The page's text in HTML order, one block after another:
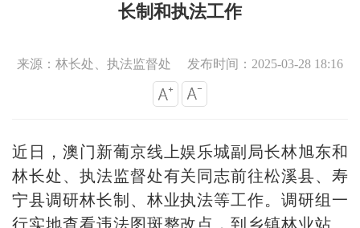
长制和执法工作
来源：林长处、执法监督处 发布时间：2025-03-28 18:16
近日，澳门新葡京线上娱乐城副局长林旭东和
林长处、执法监督处有关同志前往松溪县、寿
宁县调研林长制、林业执法等工作。调研组一
行实地查看违法图斑整改点，到乡镇林业站、